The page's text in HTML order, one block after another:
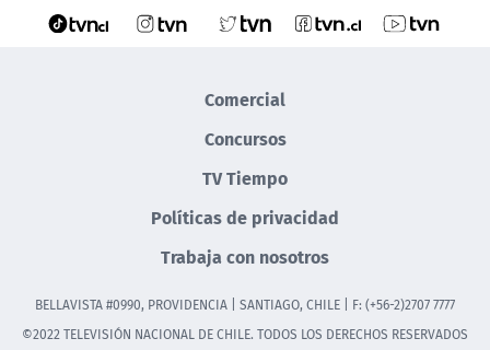
Comercial
Concursos
TV Tiempo
Políticas de privacidad
Trabaja con nosotros
BELLAVISTA #0990, PROVIDENCIA | SANTIAGO, CHILE | F: (+56-2)2707 7777
©2022 TELEVISIÓN NACIONAL DE CHILE. TODOS LOS DERECHOS RESERVADOS